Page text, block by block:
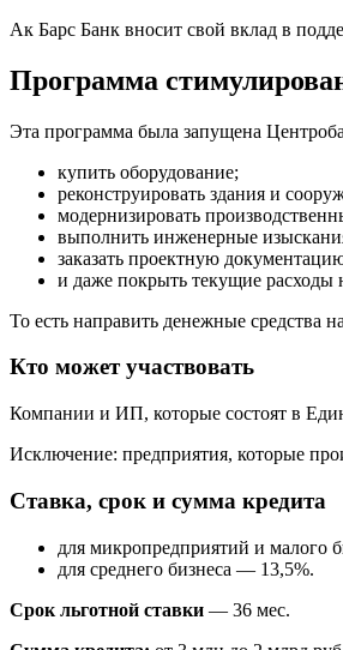
Ак Барс Банк вносит свой вклад в
Программа
Эта программа была запущена
купить оборудование;
реконструировать здания и
модернизировать
выполнить инженерные
заказать проектную
и даже покрыть текущие
То есть направить денежные средства на
Кто может участвовать
Компании и ИП, которые состоят в
Исключение: предприятия, которые
Ставка, срок и сумма кредита
для микропредприятий и малого
для среднего бизнеса — 13,5%.
Срок льготной ставки — 36 мес.